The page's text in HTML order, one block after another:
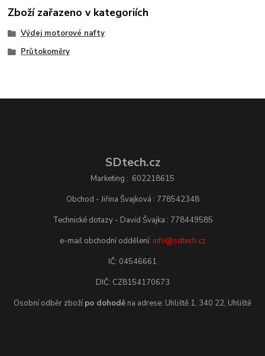
Zboží zařazeno v kategoriích
Výdej motorové nafty
Průtokoměry
SDtech.cz
Marketing : 602218615
Obchod - Jiřina Švajková : 778542348
Technické dotazy - David Švajka : 778449585
e-mail obchodní oddělení: info@sdtech.cz
IČ: 04546661
DIČ: CZ8154170673
Osobní odběr zboží po dohodě na adrese: Uhliště 1, 340 22, Uhliště